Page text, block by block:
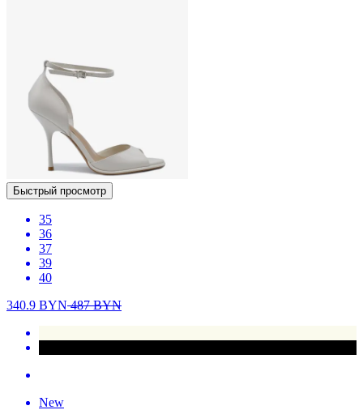
Быстрый просмотр
35
36
37
39
40
340.9 BYN487BYN
New